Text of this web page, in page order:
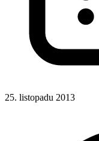
25. listopadu 2013